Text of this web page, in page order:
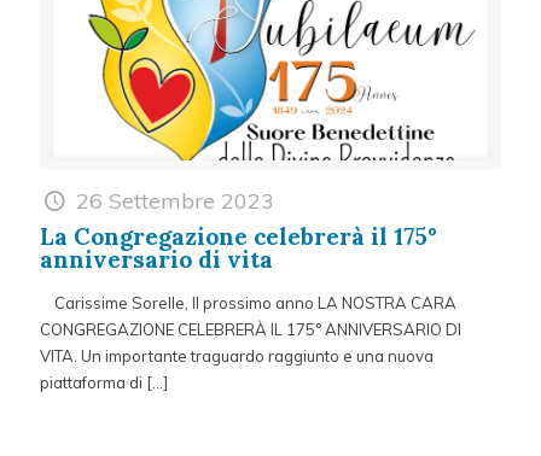
26 Settembre 2023
La Congregazione celebrerà il 175°
anniversario di vita
Carissime Sorelle, Il prossimo anno LA NOSTRA CARA
CONGREGAZIONE CELEBRERÀ IL 175° ANNIVERSARIO DI
VITA. Un importante traguardo raggiunto e una nuova
piattaforma di […]